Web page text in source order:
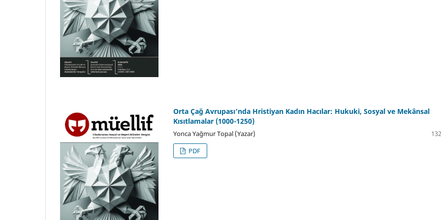
Orta Çağ Avrupası’nda Hristiyan Kadın Hacılar: Hukuki, Sosyal ve Mekânsal
Kısıtlamalar (1000-1250)
Yonca Yağmur Topal (Yazar)
PDF